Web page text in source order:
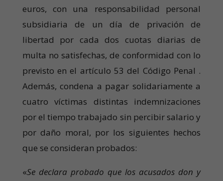
euros, con una responsabilidad personal
subsidiaria de un día de privación de
libertad por cada dos cuotas diarias de
multa no satisfechas, de conformidad con lo
previsto en el artículo 53 del Código Penal .
Además, condena a pagar solidariamente a
cuatro víctimas distintas indemnizaciones
por el tiempo trabajado sin percibir salario y
por daño moral, por los siguientes hechos
que se consideran probados:
«Se declara probado que los acusados don y